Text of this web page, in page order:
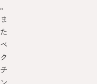
。
ま
た
ペ
ク
チ